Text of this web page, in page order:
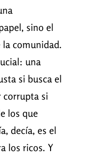
sino el
la comunidad.
una
si busca el
corrupta si
los que
decía, es el
los ricos. Y